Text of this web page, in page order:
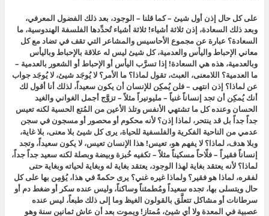
على كل حال إذن أول شيئ – كما قلنا – الوجود، بعد ذلك الفضول المعرفي،
وبعد ذلك السعادة، إذن ثلاثة أشياء! ثلاثة أشياء تُحدِّدها الفلسفة الهندوسية، ما
السعادة؟ عبارة عن مجموع الأحاسيس والمشاعر التي تقف في تضاد مع كل
معاني الإحباط واليأس والعدمية، كل شيئ ليس له علاقة بالإحباط وباليأس
وبالعدمية، هذه هي السعادة! إذا تسرَّب اليأس أو الإحباط أو الشعور بالعدمية –
ما العدمية؟ اللامعنى، العبث، تقول لماذا؟ ما الأمر؟ لا يُوجَد شيئ، لا يُوجَد جواب
عن لماذا؟ إذن انتهى – فلن يُمكِن للإنسان أن يكون سعيداً، لذلك أنا أقول لك
أنك يُمكِن أن تجد إنساناً غنياً – مليونيراً مثلاً – تزوَّج أجمل الغواني والغيد
الحسان وعنده كل ما تشتهي الأنفس وتلذ الأعين من المُتع الحسية لكنه تعيس
جداً جداً بل قد ينتحر، لماذا إذن؟ لأنه محكوم أو محصور أو مسجون في سجن
عدمي من الناحية الفكرية والفلسفية للحياة، يرى كل شيئ بلا معنى، بلا غاية،
وبلا هدف، لماذا؟ لا يفهم هو، تعيس! هذا الإنسان تعيس، لا يكون سعيداً، وتجد
إنساناً فقيراً – فلّاحاً مسكيناً مثلاً – تكفيه خُبزة وبيضة وبصلة لكنه سعيد جداً جداً،
لماذا؟ لأنه يعتقد بغاية لهذا الوجود، يعتقد بغاية له وبغاية لحياته وبغاية حتى
لفقره، لماذا هو فقير؟ ولماذا غيره غني؟ يرى حكمةً في هذا، يُؤمِن بها على كل
حال ويتسلى بها، تجده سعيداً ومُطمئناً وساكناً، وليس عنده سكر أو ضغط دم أو
سرطانات أو مشاكل تتعلَّق بالقولون الغيظ وما إلى ذلك طبعاً، ليس عنده
عصبية في المعدة ولا أي شيئ، مُمتاز! ويموت بعد أن عاش ثمانين سنة وهو